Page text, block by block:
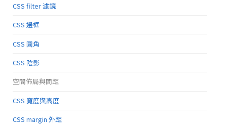
CSS filter 濾鏡
CSS 邊框
CSS 圓角
CSS 陰影
空間佈局與間距
CSS 寬度與高度
CSS margin 外距